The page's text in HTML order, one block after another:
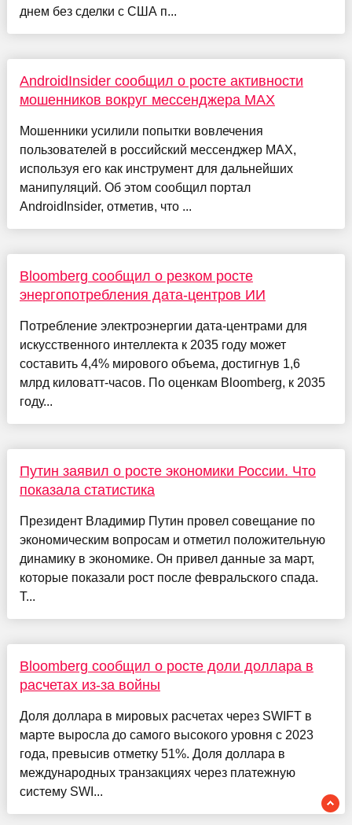
днем без сделки с США п...
AndroidInsider сообщил о росте активности
мошенников вокруг мессенджера MAX
Мошенники усилили попытки вовлечения
пользователей в российский мессенджер MAX,
используя его как инструмент для дальнейших
манипуляций. Об этом сообщил портал
AndroidInsider, отметив, что ...
Bloomberg сообщил о резком росте
энергопотребления дата-центров ИИ
Потребление электроэнергии дата-центрами для
искусственного интеллекта к 2035 году может
составить 4,4% мирового объема, достигнув 1,6
млрд киловатт-часов. По оценкам Bloomberg, к 2035
году...
Путин заявил о росте экономики России. Что
показала статистика
Президент Владимир Путин провел совещание по
экономическим вопросам и отметил положительную
динамику в экономике. Он привел данные за март,
которые показали рост после февральского спада.
Т...
Bloomberg сообщил о росте доли доллара в
расчетах из-за войны
Доля доллара в мировых расчетах через SWIFT в
марте выросла до самого высокого уровня с 2023
года, превысив отметку 51%. Доля доллара в
международных транзакциях через платежную
систему SWI...